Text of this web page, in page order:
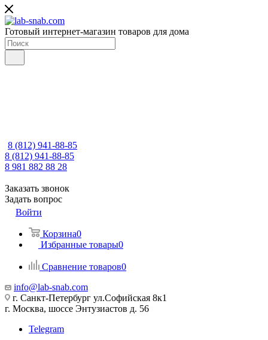
Готовый интернет-магазин товаров для дома
8 (812) 941-88-85
8 (812) 941-88-85
8 981 882 88 28
Заказать звонок
Задать вопрос
Войти
Корзина0
Избранные товары0
Сравнение товаров0
info@lab-snab.com
г. Санкт-Петербург ул.Софийская 8к1
г. Москва, шоссе Энтузиастов д. 56
Telegram